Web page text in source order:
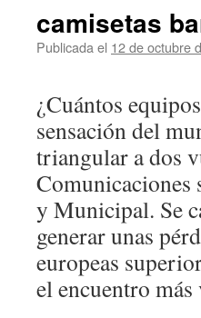
camisetas
Publicada el 12 de octubre
¿Cuántos
sensación del
triangular a dos
Comunicaciones
y Municipal. Se
generar unas
europeas
el encuentro